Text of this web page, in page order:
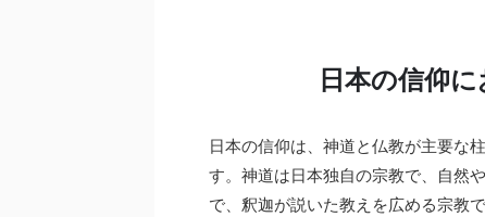
日本の信仰
日本の信仰は、神道と仏教が主要な
す。神道は日本独自の宗教で、自然
で、釈迦が説いた教えを広める宗教で